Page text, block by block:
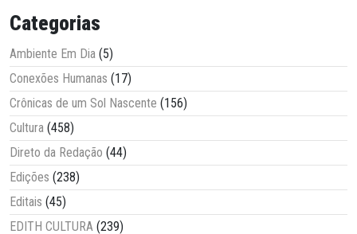
Categorias
Ambiente Em Dia (5)
Conexões Humanas (17)
Crônicas de um Sol Nascente (156)
Cultura (458)
Direto da Redação (44)
Edições (238)
Editais (45)
EDITH CULTURA (239)